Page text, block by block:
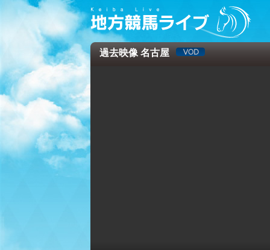
過去映像 名古屋